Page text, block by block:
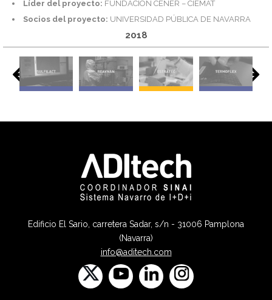
Líder del proyecto: FUNDACIÓN CENER – CIEMAT
Socios del proyecto: UNIVERSIDAD PÚBLICA DE NAVARRA
2018
Edificio El Sario, carretera Sadar, s/n - 31006 Pamplona
(Navarra)
info@aditech.com